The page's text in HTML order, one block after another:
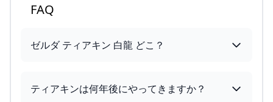
FAQ
ゼルダ ティアキン 白龍 どこ？
ティアキンは何年後にやってきますか？